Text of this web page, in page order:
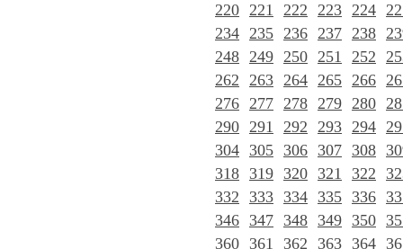
220 221 222 223 224
234 235 236 237 238
248 249 250 251 252
262 263 264 265 266
276 277 278 279 280
290 291 292 293 294
304 305 306 307 308
318 319 320 321 322
332 333 334 335 336
346 347 348 349 350
360 361 362 363 364